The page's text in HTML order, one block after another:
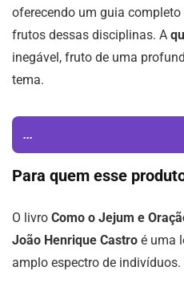
oferecendo um guia
frutos dessas disciplinas. A
inegável, fruto de uma
tema.
...
Para quem esse
O livro Como o Jejum e
João Henrique Castro é uma
amplo espectro de indivíduos.